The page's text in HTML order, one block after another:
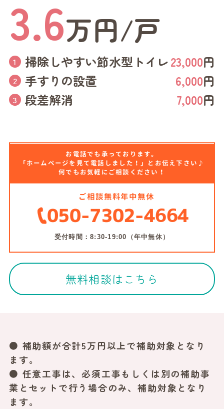
3.6万円/戸
掃除しやすい節水型トイレ23,000円
手すりの設置
6,000円
段差解消
7,000円
お電話でも承っております。
「ホームページを見て電話しました！」とお伝え下さい♪
何でもお気軽にご相談ください！
ご相談無料年中無休
050-7302-4664
受付時間：8:30-19:00（年中無休）
無料相談はこちら
● 補助額が合計5万円以上で補助対象となり
ます。
● 任意工事は、必須工事もしくは別の補助事
業とセットで行う場合のみ、補助対象となり
ます。